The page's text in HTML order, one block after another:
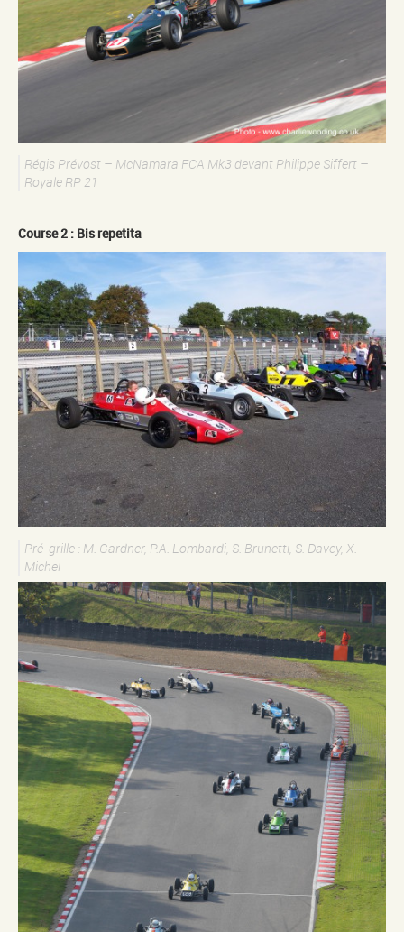
Régis Prévost – McNamara FCA Mk3 devant Philippe Siffert –
Royale RP 21
Course 2 : Bis repetita
Pré-grille : M. Gardner, P.A. Lombardi, S. Brunetti, S. Davey, X.
Michel